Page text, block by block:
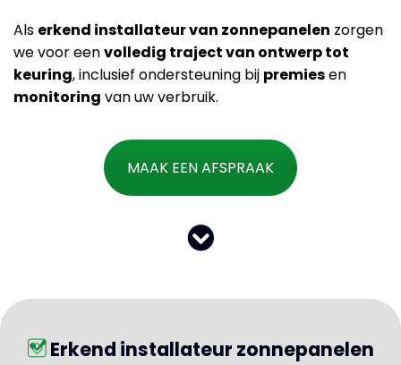
Als erkend installateur van zonnepanelen zorgen
we voor eenvolledig traject van ontwerp tot
keuring, inclusief ondersteuning bij premiesen
monitoring van uw verbruik.
MAAK EEN AFSPRAAK
Erkend installateur zonnepanelen